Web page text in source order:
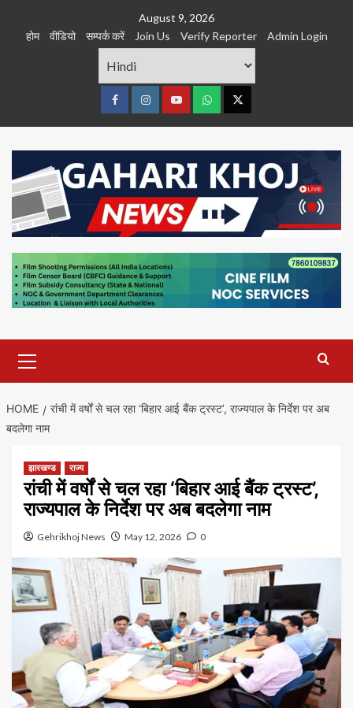
August 9, 2026
होम
वीडियो सम्पर्क करें Join Us Verify Reporter Admin Login
FacebookInstagramyoutubeWhatsTwitter
Menu
HOME
रांची में वर्षों से चल रहा ‘बिहार आई बैंक ट्रस्ट’, राज्यपाल के निर्देश पर अब
बदलेगा नाम
झारखण्ड राज्य
रांची में वर्षों से चल रहा ‘बिहार आई बैंक ट्रस्ट’,
राज्यपाल के निर्देश पर अब बदलेगा नाम
Gehrikhoj News May 12, 2026 0